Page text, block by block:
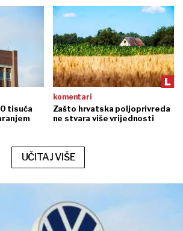
tisuća
komentari
Zašto hrvatska poljoprivreda
ne stvara više vrijednosti
UČITAJ VIŠE